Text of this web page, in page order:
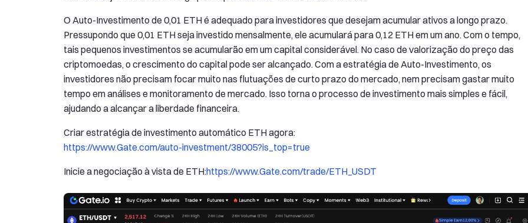
O Auto-Investimento de 0,01 ETH é adequado para investidores que desejam acumular ativos a longo prazo.
Pressupondo que 0,01 ETH seja investido mensalmente, ele acumulará para 0,12 ETH em um ano. Com o tempo,
tais pequenos investimentos se acumularão em um capital considerável. No caso de valorização do preço das
criptomoedas, o crescimento do capital pode ser alcançado. Com a estratégia de Auto-Investimento, os
investidores não precisam focar muito nas flutuações de curto prazo do mercado, nem precisam gastar muito
tempo em análises e monitoramento de mercado. Isso torna o processo de investimento mais simples e fácil,
ajudando a alcançar a liberdade financeira.
Criar estratégia de investimento automático ETH agora:
https://www.Gate.com/auto-investment/38005?is_top=true
Inicie a negociação à vista de ETH:https://www.Gate.com/trade/ETH_USDT